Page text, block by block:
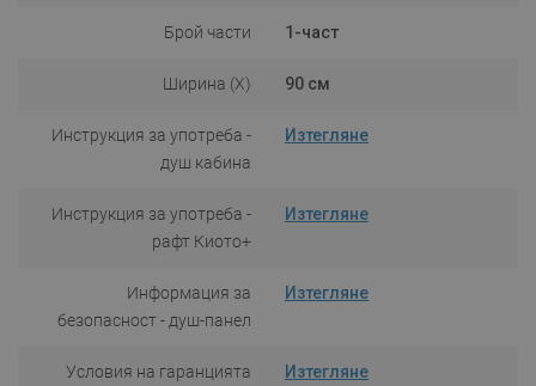
Брой части 1-част
Ширина (X) 90 см
Инструкция за употреба -
душ кабина
Изтегляне
Инструкция за употреба -
рафт Киото+
Изтегляне
Информация за
безопасност - душ-панел
Изтегляне
Условия на гаранцията Изтегляне